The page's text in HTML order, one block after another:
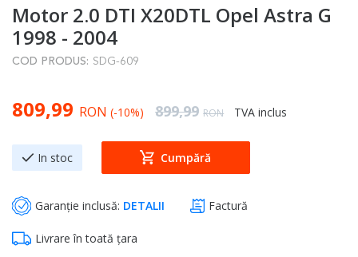
to
the
of
images
Motor 2.0 DTI X20DTL Opel Astra G
1998 - 2004
COD PRODUS: SDG-609
Special Price
809,99 RON (-10%) Regular Price
899,99 RON TVA inclus
In stoc Cumpără
Garanție inclusă: DETALII Factură
Livrare în toată țara